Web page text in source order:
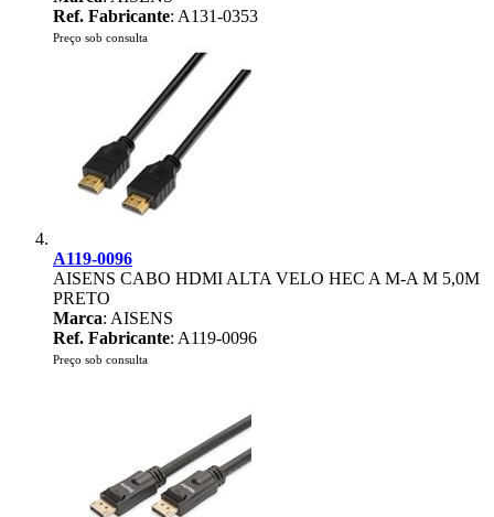
Ref. Fabricante: A131-0353
Preço sob consulta
A119-0096
AISENS CABO HDMI ALTA VELO HEC A M-A M 5,0M
PRETO
Marca: AISENS
Ref. Fabricante: A119-0096
Preço sob consulta